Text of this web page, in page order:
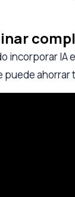
incorporar IA
puede ahorrar